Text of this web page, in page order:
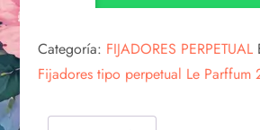
Categoría: FIJADORES PERPETUAL
Fijadores tipo perpetual Le Parffum